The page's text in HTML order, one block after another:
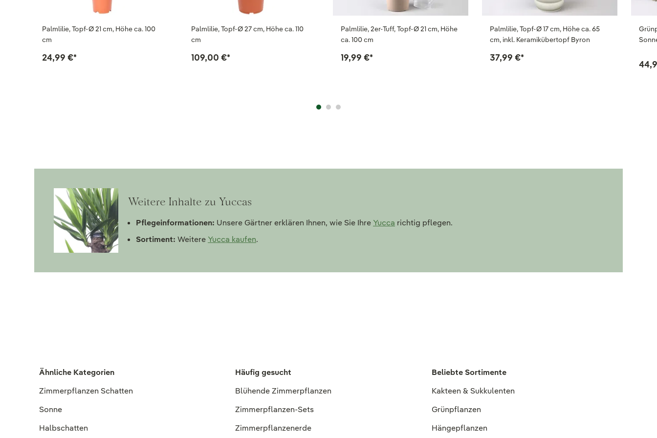
Palmlilie, Topf-Ø 21 cm, Höhe ca. 100
cm
24,99 €*
Palmlilie, Topf-Ø 27 cm, Höhe ca. 110
cm
109,00 €*
Palmlilie, 2er-Tuff, Topf-Ø 21 cm, Höhe
ca. 100 cm
19,99 €*
Palmlilie, Topf-Ø 17 cm, Höhe ca. 65
cm, inkl. Keramikübertopf Byron
37,99 €*
Weitere Inhalte zu Yuccas
Pflegeinformationen: Unsere Gärtner erklären Ihnen, wie Sie Ihre Yucca richtig pflegen.
Sortiment: Weitere Yucca kaufen.
Ähnliche Kategorien
Zimmerpflanzen Schatten
Sonne
Halbschatten
Häufig gesucht
Blühende Zimmerpflanzen
Zimmerpflanzen-Sets
Zimmerpflanzenerde
Beliebte Sortimente
Kakteen & Sukkulenten
Grünpflanzen
Hängepflanzen